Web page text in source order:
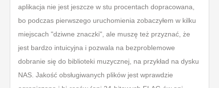
aplikacja nie jest jeszcze w stu procentach dopracowana,
bo podczas pierwszego uruchomienia zobaczyłem w kilku
miejscach "dziwne znaczki", ale muszę też przyznać, że
jest bardzo intuicyjna i pozwala na bezproblemowe
dobranie się do biblioteki muzycznej, na przykład na dysku
NAS. Jakość obsługiwanych plików jest wprawdzie